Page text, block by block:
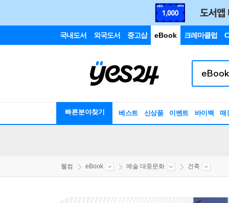
국내도서 외국도서 중고샵 eBook 크레마클럽
빠른분야찾기 베스트 신상품 이벤트 바이백 매
웰컴 eBook 예술 대중문화 건축